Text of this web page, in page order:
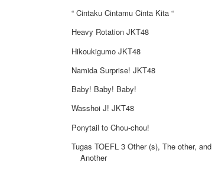
“ Cintaku Cintamu Cinta Kita “
Heavy Rotation JKT48
Hikoukigumo JKT48
Namida Surprise! JKT48
Baby! Baby! Baby!
Wasshoi J! JKT48
Ponytail to Chou-chou!
Tugas TOEFL 3 Other (s), The other, and
Another